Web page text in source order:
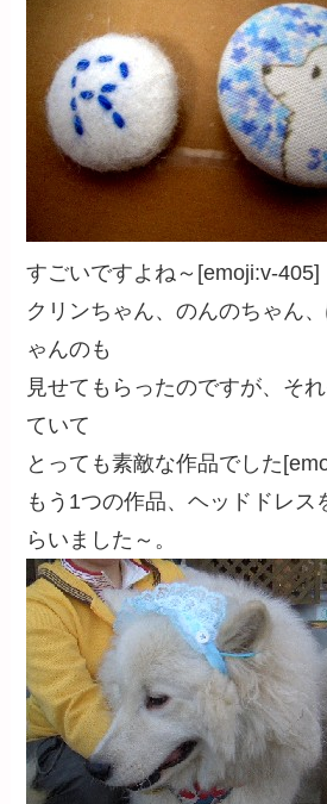
すごいですよね～[emoji:v-405]
クリンちゃん、のんのちゃん
ゃんのも
見せてもらったのですが、そ
ていて
とっても素敵な作品でした
もう1つの作品、ヘッドドレス
らいました～。